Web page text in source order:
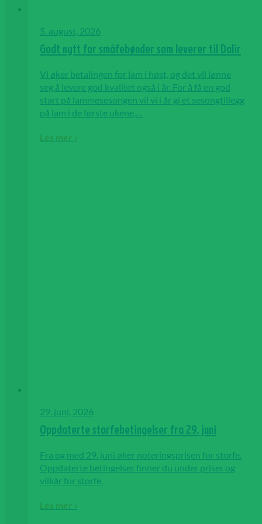
5. august, 2026
Godt nytt for småfebønder som leverer til Dalir
Vi øker betalingen for lam i høst, og det vil lønne
seg å levere god kvalitet også i år. For å få en god
start på lammesesongen vil vi i år gi et sesongtillegg
på lam i de første ukene,…
Les mer ›
29. juni, 2026
Oppdaterte storfebetingelser fra 29. juni
Fra og med 29. juni øker noteringsprisen for storfe.
Oppdaterte betingelser finner du under priser og
vilkår for storfe.
Les mer ›